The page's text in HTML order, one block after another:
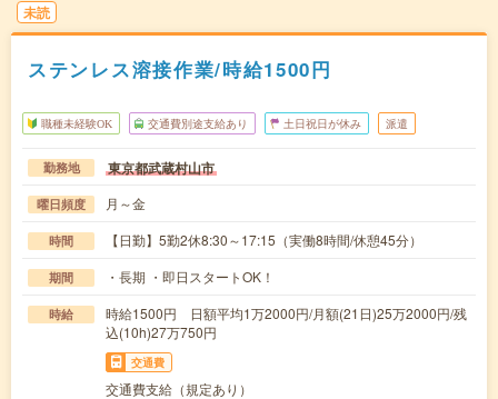
未読
ステンレス溶接作業/時給1500円
職種未経験OK 交通費別途支給あり 土日祝日が休み 派遣
勤務地 東京都武蔵村山市
曜日頻度 月～金
時間 【日勤】5勤2休8:30～17:15（実働8時間/休憩45分）
期間 ・長期 ・即日スタートOK！
時給
時給1500円 日額平均1万2000円/月額(21日)25万2000円/残
込(10h)27万750円
交通費
交通費支給（規定あり）